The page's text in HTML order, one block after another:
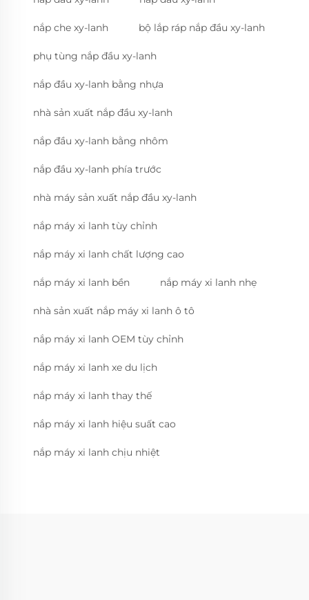
nắp che xy-lanh bộ lắp ráp nắp đầu xy-lanh
phụ tùng nắp đầu xy-lanh
nắp đầu xy-lanh bằng nhựa
nhà sản xuất nắp đầu xy-lanh
nắp đầu xy-lanh bằng nhôm
nắp đầu xy-lanh phía trước
nhà máy sản xuất nắp đầu xy-lanh
nắp máy xi lanh tùy chỉnh
nắp máy xi lanh chất lượng cao
nắp máy xi lanh bền nắp máy xi lanh nhẹ
nhà sản xuất nắp máy xi lanh ô tô
nắp máy xi lanh OEM tùy chỉnh
nắp máy xi lanh xe du lịch
nắp máy xi lanh thay thế
nắp máy xi lanh hiệu suất cao
nắp máy xi lanh chịu nhiệt